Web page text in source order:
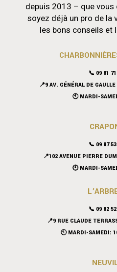
depuis 2013 – que vous
soyez déjà un pro de la
les bons conseils et
📞 09 81
📍9 AV. GÉNÉRAL DE
🕙 MARDI-
📞 09 87
📍102 AVENUE PIERRE
🕙 MARDI-
📞 09 82
📍9 RUE CLAUDE
🕙 MARDI-SAMEDI: